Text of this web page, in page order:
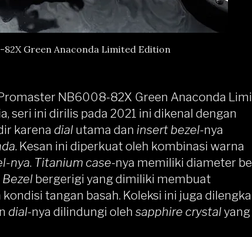
Green Anaconda Limited Edition
NB6008-82X Green Anaconda
seri ini dirilis pada 2021 ini dikenal dengan
karena dial utama dan insert bezel-nya
. Kesan ini diperkuat oleh kombinasi warna
nya. Titanium case-nya memiliki diameter
Bezel bergerigi yang dimiliki membuat
tangan basah. Koleksi ini juga
dial-nya dilindungi oleh sapphire crystalyang